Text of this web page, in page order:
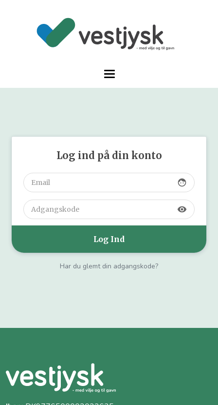
Log ind på din konto
face
visibility
Har du glemt din adgangskode?